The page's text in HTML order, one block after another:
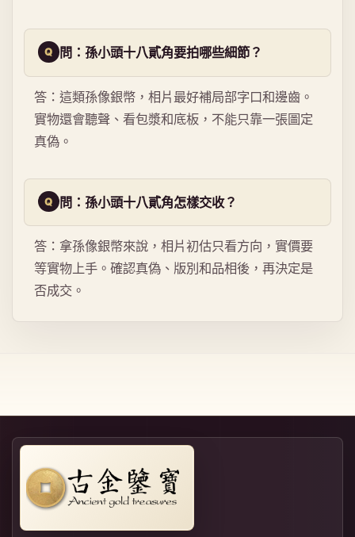
問：孫小頭十八貳角要拍哪些細節？
答：這類孫像銀幣，相片最好補局部字口和邊齒。
實物還會聽聲、看包漿和底板，不能只靠一張圖定
真偽。
問：孫小頭十八貳角怎樣交收？
答：拿孫像銀幣來說，相片初估只看方向，實價要
等實物上手。確認真偽、版別和品相後，再決定是
否成交。